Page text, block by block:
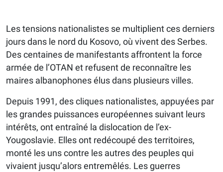
Les tensions nationalistes se multiplient ces derniers
jours dans le nord du Kosovo, où vivent des Serbes.
Des centaines de manifestants affrontent la force
armée de l’OTAN et refusent de reconnaître les
maires albanophones élus dans plusieurs villes.
Depuis 1991, des cliques nationalistes, appuyées par
les grandes puissances européennes suivant leurs
intérêts, ont entraîné la dislocation de l’ex-
Yougoslavie. Elles ont redécoupé des territoires,
monté les uns contre les autres des peuples qui
vivaient jusqu’alors entremêlés. Les guerres